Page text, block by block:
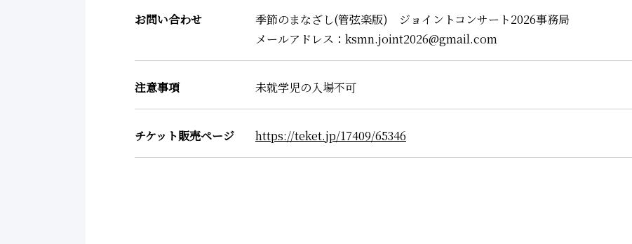
お問い合わせ
季節のまなざし(管弦楽版) ジョイントコンサート2026事務局
メールアドレス：ksmn.joint2026@gmail.com
注意事項 未就学児の入場不可
チケット販売ページ https://teket.jp/17409/65346